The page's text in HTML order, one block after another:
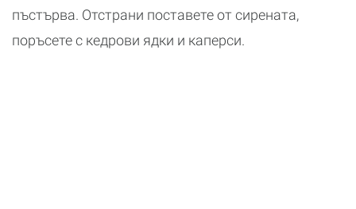
пъстърва. Отстрани поставете от сирената,
поръсете с кедрови ядки и каперси.